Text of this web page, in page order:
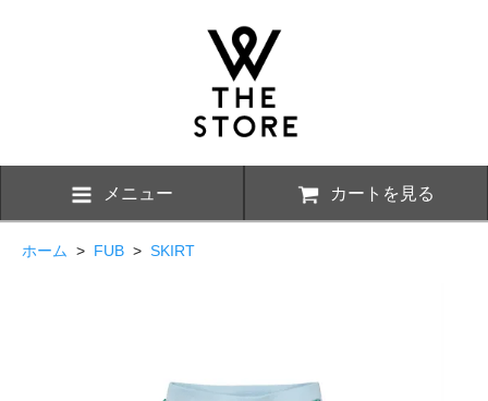
メニュー カートを見る
ホーム > FUB > SKIRT